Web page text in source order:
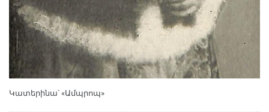
Կատերինա՝ «Ամպրոպ»